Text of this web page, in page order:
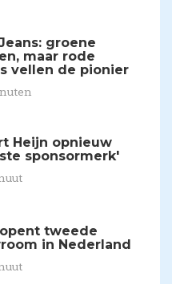
groene
maar rode
vellen de pionier
Heijn opnieuw
sponsormerk'
opent tweede
in Nederland